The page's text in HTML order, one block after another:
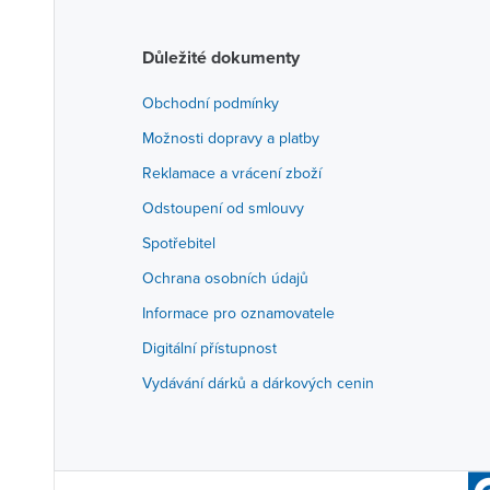
Důležité dokumenty
Obchodní podmínky
Možnosti dopravy a platby
Reklamace a vrácení zboží
Odstoupení od smlouvy
Spotřebitel
Ochrana osobních údajů
Informace pro oznamovatele
Digitální přístupnost
Vydávání dárků a dárkových cenin